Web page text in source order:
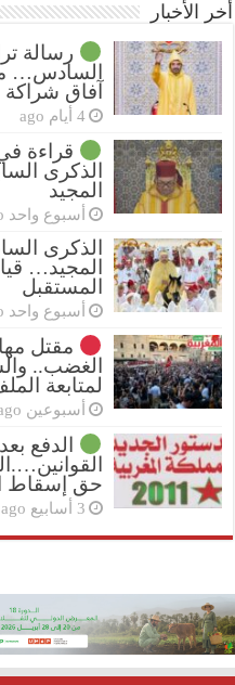
أخر الأخبار
رسالة
السادس…
آفاق شراكة
4 أيام ago
قراءة
الذكرى
المجيد
أسبوع واحد ago
الذكرى
المجيد…
المستقبل
أسبوع واحد ago
مقتل
الغضب..
لمتابعة
أسبوعين ago
الدفع
حق إسقاط
3 أسابيع ago